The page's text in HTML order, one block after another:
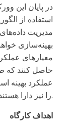
در پایان این
استفاده از
بهینه‌سازی
معیارهای
حاصل کنند که
عملکرد بهینه
را نیز دارا هستند.
اهداف کارگاه